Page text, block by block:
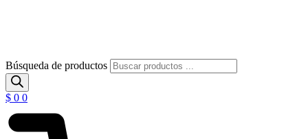
Búsqueda de productos
$ 0 0